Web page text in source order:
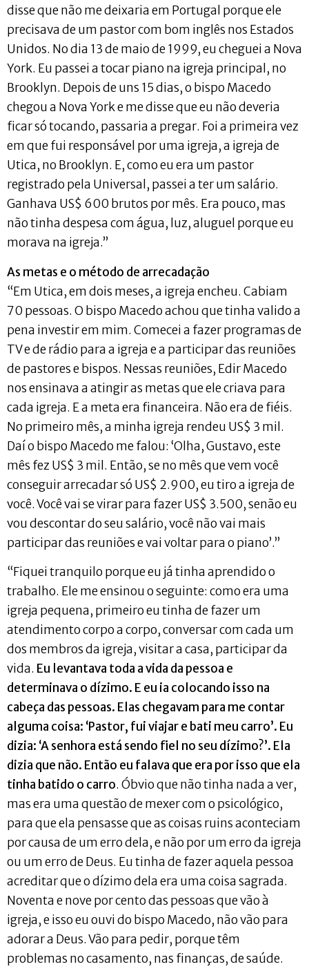
disse que não me deixaria em Portugal porque ele
precisava de um pastor com bom inglês nos Estados
Unidos. No dia 13 de maio de 1999, eu cheguei a Nova
York. Eu passei a tocar piano na igreja principal, no
Brooklyn. Depois de uns 15 dias, o bispo Macedo
chegou a Nova York e me disse que eu não deveria
ficar só tocando, passaria a pregar. Foi a primeira vez
em que fui responsável por uma igreja, a igreja de
Utica, no Brooklyn. E, como eu era um pastor
registrado pela Universal, passei a ter um salário.
Ganhava US$ 600 brutos por mês. Era pouco, mas
não tinha despesa com água, luz, aluguel porque eu
morava na igreja.”
As metas e o método de arrecadação
“Em Utica, em dois meses, a igreja encheu. Cabiam
70 pessoas. O bispo Macedo achou que tinha valido a
pena investir em mim. Comecei a fazer programas de
TV e de rádio para a igreja e a participar das reuniões
de pastores e bispos. Nessas reuniões, Edir Macedo
nos ensinava a atingir as metas que ele criava para
cada igreja. E a meta era financeira. Não era de fiéis.
No primeiro mês, a minha igreja rendeu US$ 3 mil.
Daí o bispo Macedo me falou: ‘Olha, Gustavo, este
mês fez US$ 3 mil. Então, se no mês que vem você
conseguir arrecadar só US$ 2.900, eu tiro a igreja de
você. Você vai se virar para fazer US$ 3.500, senão eu
vou descontar do seu salário, você não vai mais
participar das reuniões e vai voltar para o piano’.”
“Fiquei tranquilo porque eu já tinha aprendido o
trabalho. Ele me ensinou o seguinte: como era uma
igreja pequena, primeiro eu tinha de fazer um
atendimento corpo a corpo, conversar com cada um
dos membros da igreja, visitar a casa, participar da
vida. Eu levantava toda a vida da pessoa e
determinava o dízimo. E eu ia colocando isso na
cabeça das pessoas. Elas chegavam para me contar
alguma coisa: ‘Pastor, fui viajar e bati meu carro’. Eu
dizia: ‘A senhora está sendo fiel no seu dízimo?’. Ela
dizia que não. Então eu falava que era por isso que ela
tinha batido o carro. Óbvio que não tinha nada a ver,
mas era uma questão de mexer com o psicológico,
para que ela pensasse que as coisas ruins aconteciam
por causa de um erro dela, e não por um erro da igreja
ou um erro de Deus. Eu tinha de fazer aquela pessoa
acreditar que o dízimo dela era uma coisa sagrada.
Noventa e nove por cento das pessoas que vão à
igreja, e isso eu ouvi do bispo Macedo, não vão para
adorar a Deus. Vão para pedir, porque têm
problemas no casamento, nas finanças, de saúde.